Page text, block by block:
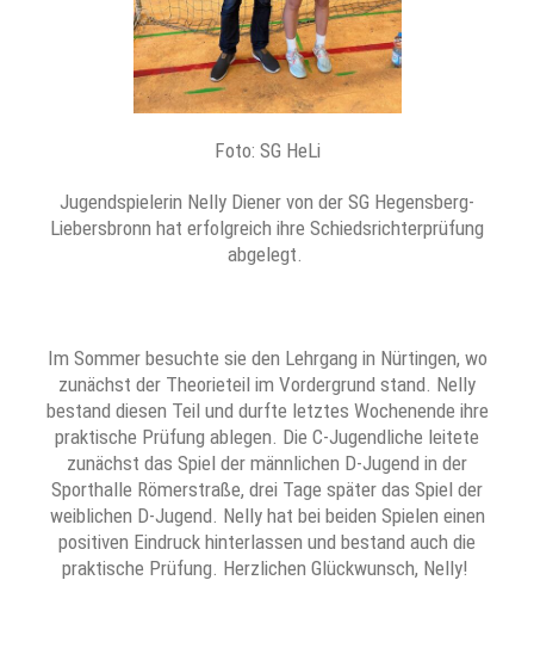
Foto: SG HeLi
Jugendspielerin Nelly Diener von der SG Hegensberg-
Liebersbronn hat erfolgreich ihre Schiedsrichterprüfung
abgelegt.
Im Sommer besuchte sie den Lehrgang in Nürtingen, wo
zunächst der Theorieteil im Vordergrund stand. Nelly
bestand diesen Teil und durfte letztes Wochenende ihre
praktische Prüfung ablegen. Die C-Jugendliche leitete
zunächst das Spiel der männlichen D-Jugend in der
Sporthalle Römerstraße, drei Tage später das Spiel der
weiblichen D-Jugend. Nelly hat bei beiden Spielen einen
positiven Eindruck hinterlassen und bestand auch die
praktische Prüfung. Herzlichen Glückwunsch, Nelly!